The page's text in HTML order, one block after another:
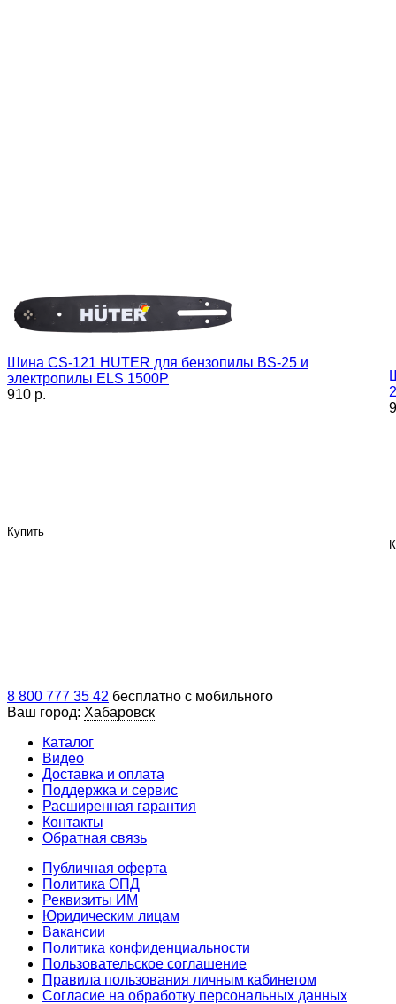
Шина CS-121 HUTER для бензопилы BS-25 и
электропилы ELS 1500P
910 p.
Купить
8 800 777 35 42 бесплатно с мобильного
Ваш город: Хабаровск
Каталог
Видео
Доставка и оплата
Поддержка и сервис
Расширенная гарантия
Контакты
Обратная связь
Публичная оферта
Политика ОПД
Реквизиты ИМ
Юридическим лицам
Вакансии
Политика конфиденциальности
Пользовательское соглашение
Правила пользования личным кабинетом
Согласие на обработку персональных данных